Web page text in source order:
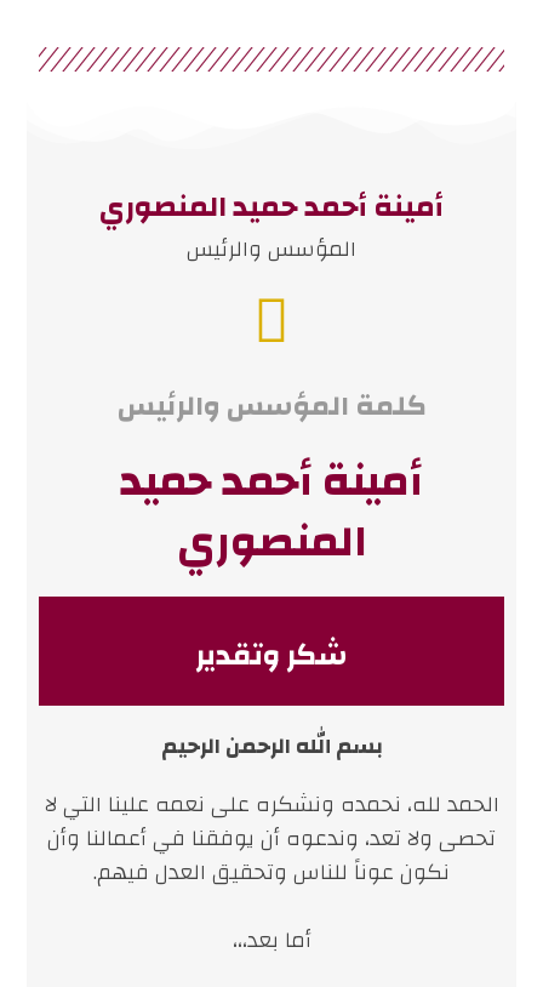
أمينة أحمد حميد المنصوري
المؤسس والرئيس
كلمة المؤسس والرئيس
أمينة أحمد حميد
المنصوري
شكر وتقدير
بسم الله الرحمن الرحيم
الحمد لله، نحمده ونشكره على نعمه علينا التي لا
تحصى ولا تعد، وندعوه أن يوفقنا في أعمالنا وأن
نكون عوناً للناس وتحقيق العدل فيهم.
أما بعد،،،